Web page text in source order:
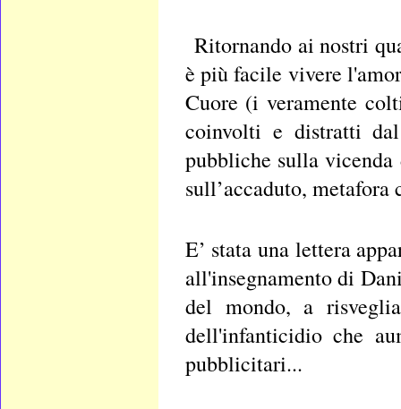
Ritornando ai nostri
è più facile vivere
Cuore (i veramente
coinvolti e distratti
pubbliche sulla
sull’accaduto,
E’ stata una lettera
all'insegnamento di
del mondo, a
dell'infanticidio che
pubblicitari...